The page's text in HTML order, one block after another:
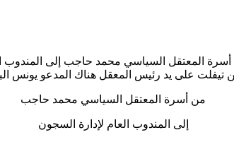
أسرة المعتقل السياسي محمد حاجب إلى
تيفلت على يد رئيس المعقل هناك المدعو يونس
من أسرة المعتقل السياسي محمد حاجب
إلى المندوب العام لإدارة السجون